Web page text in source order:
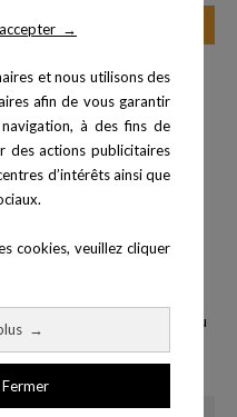
→
et nous utilisons des
afin de vous garantir
à des fins de
des actions publicitaires
d’intérêts ainsi que
cookies, veuillez cliquer
→
Ajouter au panier
Tapis pliable 140x60 cm - bleu
Prix
24,99 €